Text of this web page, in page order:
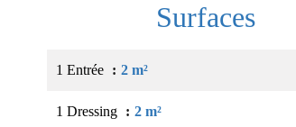
Surfaces
1 Entrée 2 m²
1 Dressing 2 m²